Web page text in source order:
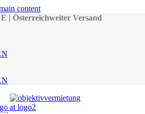
content
| Österreichweiter Versand